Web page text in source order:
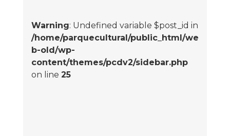
Warning: Undefined variable $post_id in
/home/parquecultural/public_html/we
b-old/wp-
content/themes/pcdv2/sidebar.php
on line 25